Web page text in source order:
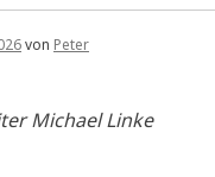
von Peter
Michael Linke